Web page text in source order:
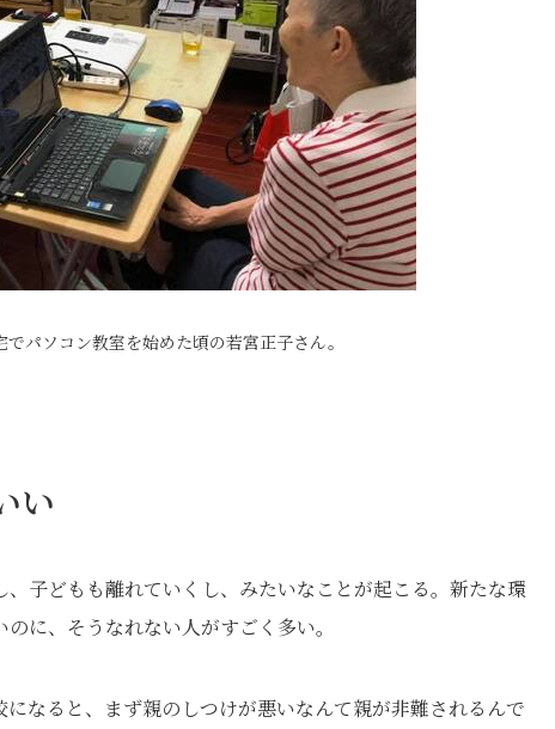
パソコン教室を始めた頃の若宮正子さん。
い
子どもも離れていくし、みたいなことが起こる。新たな環
に、そうなれない人がすごく多い。
なると、まず親のしつけが悪いなんて親が非難されるんで